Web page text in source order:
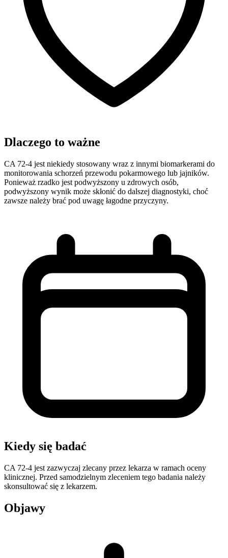
Dlaczego to ważne
CA 72-4 jest niekiedy stosowany wraz z innymi biomarkerami do
monitorowania schorzeń przewodu pokarmowego lub jajników.
Ponieważ rzadko jest podwyższony u zdrowych osób,
podwyższony wynik może skłonić do dalszej diagnostyki, choć
zawsze należy brać pod uwagę łagodne przyczyny.
Kiedy się badać
CA 72-4 jest zazwyczaj zlecany przez lekarza w ramach oceny
klinicznej. Przed samodzielnym zleceniem tego badania należy
skonsultować się z lekarzem.
Objawy